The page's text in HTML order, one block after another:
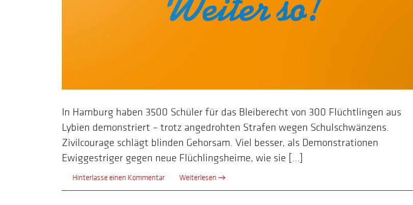
In Hamburg haben 3500 Schüler für das Bleiberecht von 300 Flüchtlingen aus
Lybien demonstriert – trotz angedrohten Strafen wegen Schulschwänzens.
Zivilcourage schlägt blinden Gehorsam. Viel besser, als Demonstrationen
Ewiggestriger gegen neue Flüchlingsheime, wie sie [...]
Hinterlasse einen Kommentar Weiterlesen →